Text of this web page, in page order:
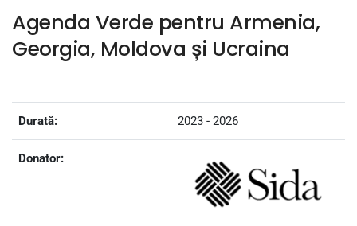
Agenda Verde pentru Armenia,
Georgia, Moldova și Ucraina
Durată: 2023 - 2026
Donator: